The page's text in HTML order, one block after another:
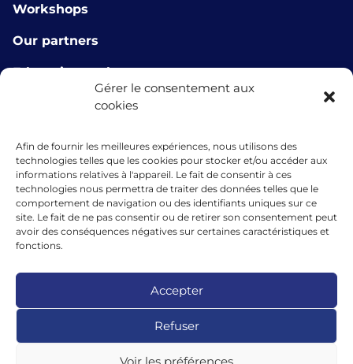
Gérer le consentement aux
cookies
Afin de fournir les meilleures expériences, nous utilisons des
technologies telles que les cookies pour stocker et/ou accéder aux
informations relatives à l'appareil. Le fait de consentir à ces
technologies nous permettra de traiter des données telles que le
comportement de navigation ou des identifiants uniques sur ce
site. Le fait de ne pas consentir ou de retirer son consentement peut
avoir des conséquences négatives sur certaines caractéristiques et
fonctions.
Accepter
Refuser
Voir les préférences
Workshops
Our partners
E-learning tools
info@microlux.lu
+352 45 68 68 76
39 Rue Glesener, 1631 Gare, Luxembourg
Luxembourg
The financing granted by microlux benefits from the support of the
European Union under the guarantee instrument within the
framework of the InvestEU programme.